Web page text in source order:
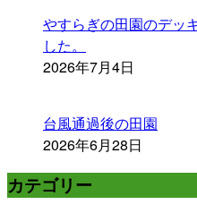
やすらぎの田園のデッ
した。
2026年7月4日
台風通過後の田園
2026年6月28日
カテゴリー